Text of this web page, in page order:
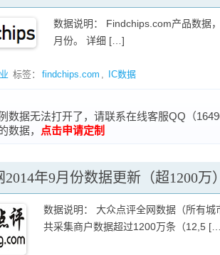
数据说明： Findchips.com产品数据
月份。 详细 […]
标签： findchips.com , IC数据
数据无法打开了，请联系在线客服QQ（
数据，
点击申请定制
年9月份数据更新（超1200万）
数据说明： 大众点评全网数据（所有
共采集商户数据超过1200万条（12,5